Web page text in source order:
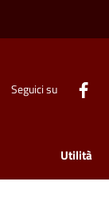
Seguici su
Utilità